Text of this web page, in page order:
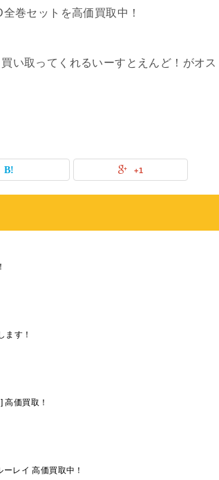
巻セットを高価買取中！
い取ってくれるいーすとえんど！がオス
+1
ます！
価買取！
レイ 高価買取中！